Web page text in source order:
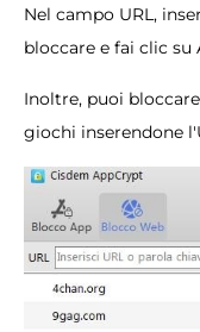
Nel campo URL,
bloccare e fai clic su
Inoltre, puoi
giochi inserendone